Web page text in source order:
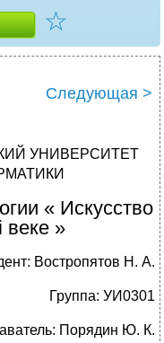
☆
Следующая >
УНИВЕРСИТЕТ
« Искусство
веке »
Востропятов Н. А.
Группа: УИ0301
Порядин Ю. К.